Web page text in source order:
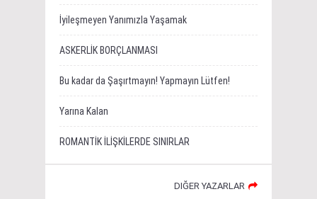
İyileşmeyen Yanımızla Yaşamak
ASKERLİK BORÇLANMASI
Bu kadar da Şaşırtmayın! Yapmayın Lütfen!
Yarına Kalan
ROMANTİK İLİŞKİLERDE SINIRLAR
DIĞER YAZARLAR